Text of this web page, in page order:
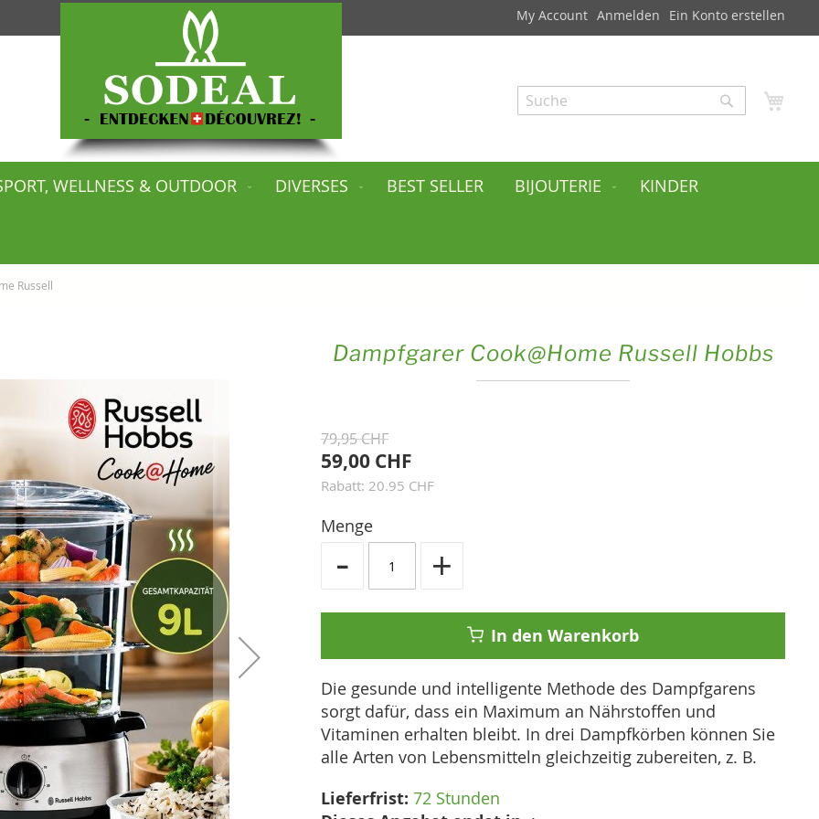
My Account Anmelden Ein Konto erstellen
Search
WELLNESS & OUTDOOR DIVERSES BEST SELLER BIJOUTERIE KINDER
Russell
Dampfgarer Cook@Home Russell Hobbs
79,95 CHF
59,00 CHF
Rabatt: 20.95 CHF
Menge
- +
In den Warenkorb
Die gesunde und intelligente Methode des Dampfgarens
sorgt dafür, dass ein Maximum an Nährstoffen und
Vitaminen erhalten bleibt. In drei Dampfkörben können Sie
alle Arten von Lebensmitteln gleichzeitig zubereiten, z. B.
Lieferfrist: 72 Stunden